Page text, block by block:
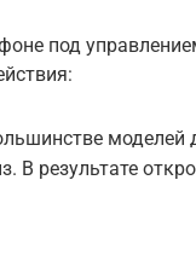
под
моделей
В результате